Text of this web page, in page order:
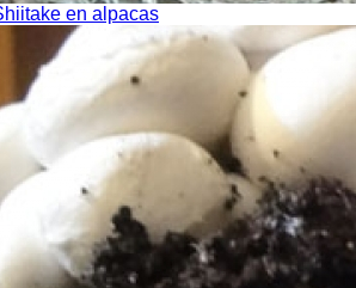
en alpacas